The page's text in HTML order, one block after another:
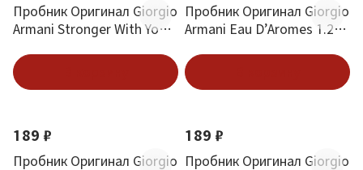
Пробник Оригинал Giorgio
Armani Stronger With You
Пробник Оригинал Giorgio
Armani Eau D’Aromes 1.2
189 ₽
Пробник Оригинал Giorgio
189 ₽
Пробник Оригинал Giorgio